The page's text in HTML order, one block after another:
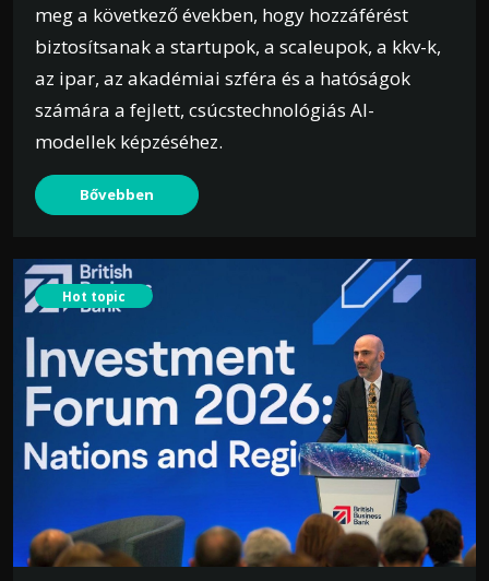
meg a következő években, hogy hozzáférést
biztosítsanak a startupok, a scaleupok, a kkv-k,
az ipar, az akadémiai szféra és a hatóságok
számára a fejlett, csúcstechnológiás AI-
modellek képzéséhez.
Bővebben
Hot topic